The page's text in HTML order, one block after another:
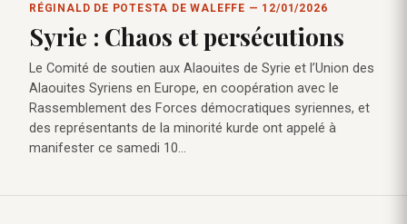
RÉGINALD DE POTESTA DE WALEFFE — 12/01/2026
Syrie : Chaos et persécutions
Le Comité de soutien aux Alaouites de Syrie et l’Union des
Alaouites Syriens en Europe, en coopération avec le
Rassemblement des Forces démocratiques syriennes, et
des représentants de la minorité kurde ont appelé à
manifester ce samedi 10…